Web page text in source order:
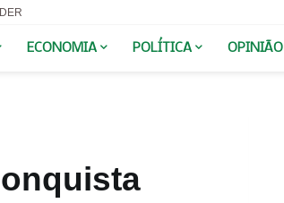
ECONOMIA POLÍTICA OPINIÃO